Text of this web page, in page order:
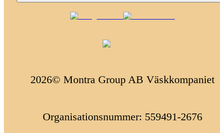
2026© Montra Group AB Väskkompaniet
Organisationsnummer: 559491-2676